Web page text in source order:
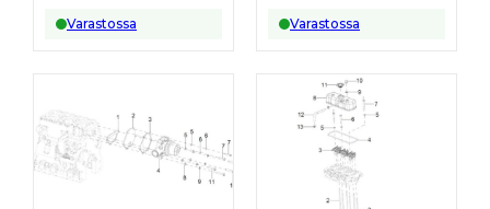
Varastossa Varastossa